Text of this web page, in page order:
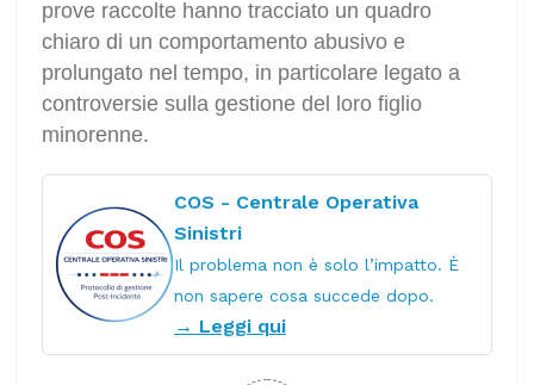
prove raccolte hanno tracciato un quadro
chiaro di un comportamento abusivo e
prolungato nel tempo, in particolare legato a
controversie sulla gestione del loro figlio
minorenne.
COS - Centrale Operativa
Sinistri
Il problema non è solo l’impatto. È
non sapere cosa succede dopo.
→ Leggi qui